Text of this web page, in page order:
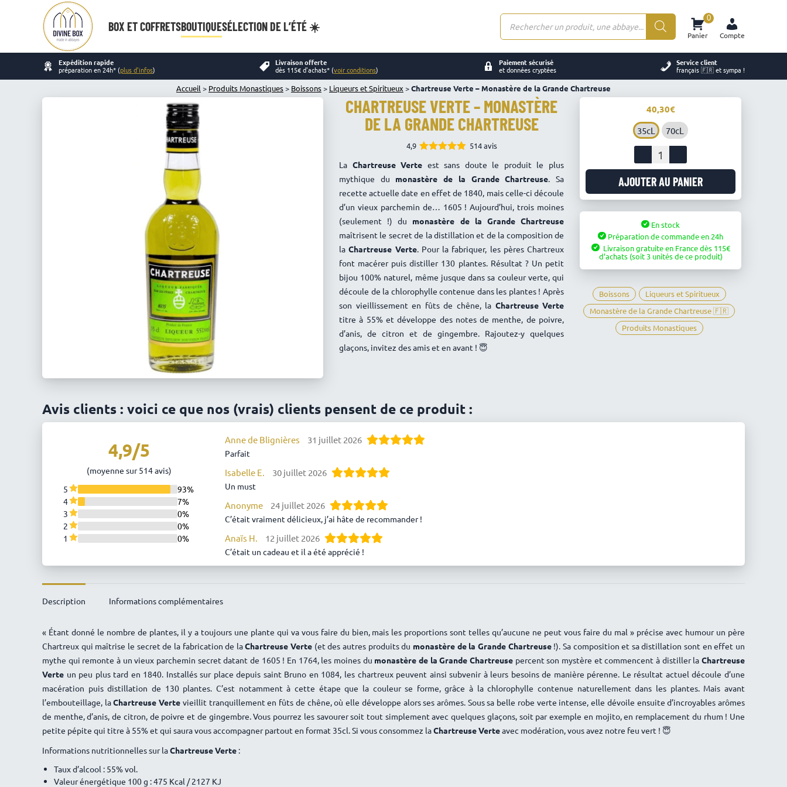
BOX ET COFFRETSBOUTIQUESÉLECTION DE L’ÉTÉ ☀️ Recherche
produits
Panier
0
Compte
Expédition rapide
préparation en 24h* (plus d'infos)
Livraison offerte
dès 115€ d'achats* (voir conditions)
Paiement sécurisé
et données cryptées
Service client
français 🇫🇷 et sympa !
Accueil > Produits Monastiques> Boissons> Liqueurs et Spiritueux >Chartreuse Verte – Monastère de la Grande Chartreuse
CHARTREUSE VERTE – MONASTÈRE
DE LA GRANDE CHARTREUSE
4,9
sur 5
514 avis
La Chartreuse Verte est sans doute le produit le plus
mythique du monastère de la Grande Chartreuse. Sa
recette actuelle date en effet de 1840, mais celle-ci découle
d’un vieux parchemin de… 1605 ! Aujourd’hui, trois moines
(seulement !) du monastère de la Grande Chartreuse
maîtrisent le secret de la distillation et de la composition de
laChartreuse Verte. Pour la fabriquer, les pères Chartreux
font macérer puis distiller 130 plantes. Résultat ? Un petit
bijou 100% naturel, même jusque dans sa couleur verte, qui
découle de la chlorophylle contenue dans les plantes ! Après
son vieillissement en fûts de chêne, la Chartreuse Verte
titre à 55% et développe des notes de menthe, de poivre,
d’anis, de citron et de gingembre. Rajoutez-y quelques
glaçons, invitez des amis et en avant ! 😇
40,30
35cL 70cL
quantité
de
Chartreuse
Verte
-
Monastère
de
la
Grande
Chartreuse
AJOUTER AU PANIER
En stock
Préparation de commande en 24h
Livraison gratuite en Francedès 115
d’achats (soit 3 unités de ce produit)
Boissons
Liqueurs et Spiritueux
Monastère de la Grande Chartreuse 🇫🇷
Produits Monastiques
Avis clients : voici ce que nos (vrais) clients pensent de ce produit :
4,9/5
(moyenne sur 514 avis)
5
93%
4
7%
3
0%
2
0%
1
0%
Anne de Blignières 31 juillet 2026
Parfait
Isabelle E. 30 juillet 2026
Un must
Anonyme 24 juillet 2026
C’était vraiment délicieux, j’ai hâte de recommander !
Anaïs H. 12 juillet 2026
C’était un cadeau et il a été apprécié !
Claudine 7 juin 2026
.
Noël Stassinet 31 mai 2026
Du bonheur .
Maurice ROCHE 31 mai 2026
Liqueur au-delà de toute espérance !
Henri 23 mai 2026
parfait
Description Informations complémentaires
« Étant donné le nombre de plantes, il y a toujours une plante qui va vous faire du bien, mais les proportions sont telles qu’aucune ne peut vous faire du mal » précise avec humour un père
Chartreux qui maîtrise le secret de la fabrication de laChartreuse Verte (et des autres produits du monastère de la Grande Chartreuse!). Sa composition et sa distillation sont en effet un
mythe qui remonte à un vieux parchemin secret datant de 1605 ! En 1764, les moines du monastère de la Grande Chartreuse percent son mystère et commencent à distiller laChartreuse
Verte un peu plus tard en 1840. Installés sur place depuis saint Bruno en 1084, les chartreux peuvent ainsi subvenir à leurs besoins de manière pérenne. Le résultat actuel découle d’une
macération puis distillation de 130 plantes. C’est notamment à cette étape que la couleur se forme, grâce à la chlorophylle contenue naturellement dans les plantes. Mais avant
l’embouteillage, laChartreuse Verte vieillit tranquillement en fûts de chêne, où elle développe alors ses arômes. Sous sa belle robe verte intense, elle dévoile ensuite d’incroyables arômes
de menthe, d’anis, de citron, de poivre et de gingembre. Vous pourrez les savourer soit tout simplement avec quelques glaçons, soit par exemple en mojito, en remplacement du rhum ! Une
petite pépite qui titre à 55% et qui saura vous accompagner partout en format 35cl. Si vous consommez laChartreuse Verteavec modération, vous avez notre feu vert ! 😇
Informations nutritionnelles sur laChartreuse Verte :
Taux d’alcool : 55% vol.
Valeur énergétique 100 g : 475 Kcal / 2127 KJ